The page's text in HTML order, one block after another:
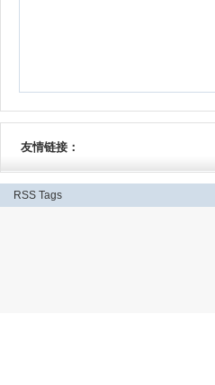
友情链接：
RSS Tags